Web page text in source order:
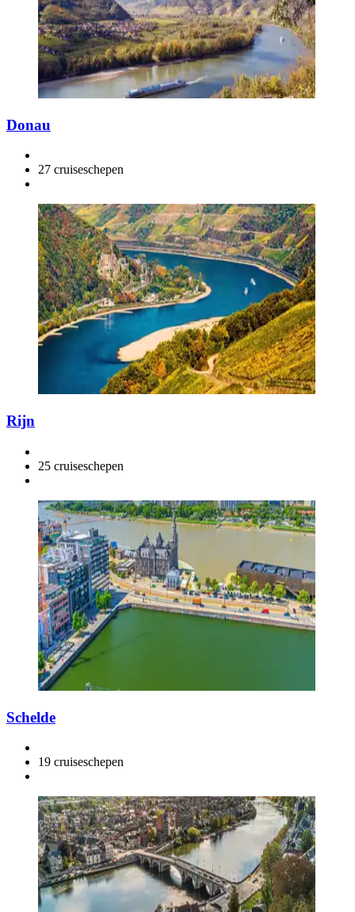
Donau
27 cruiseschepen
Rijn
25 cruiseschepen
Schelde
19 cruiseschepen